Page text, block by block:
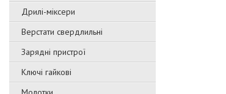
Дрилі-міксери
Верстати свердлильні
Зарядні пристрої
Ключі гайкові